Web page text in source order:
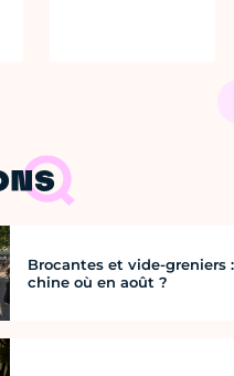
Brocantes et vide-greniers
chine où en août ?